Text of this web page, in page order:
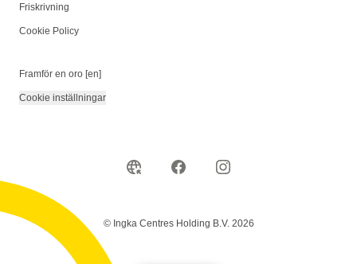
Friskrivning
Cookie Policy
Framför en oro [en]
Cookie inställningar
© Ingka Centres Holding B.V. 2026